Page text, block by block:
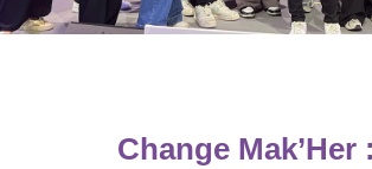
Change Mak’Her